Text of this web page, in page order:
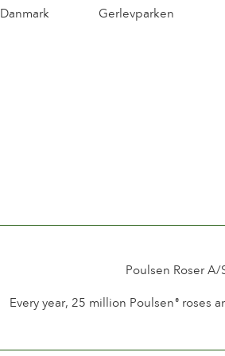
Danmark Gerlevparken
Poulsen Roser
Every year, 25 million Poulsen®roses